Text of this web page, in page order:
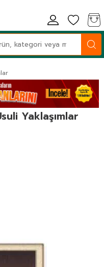
Yaklaşımlar